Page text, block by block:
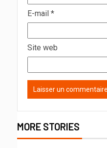
E-mail *
Site web
MORE STORIES